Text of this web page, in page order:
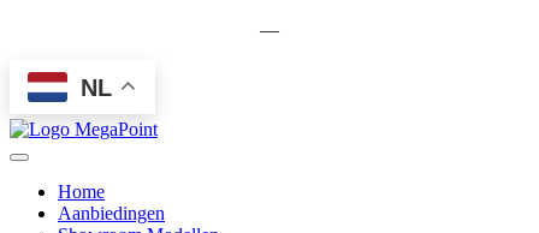
—
NL
Home
Aanbiedingen